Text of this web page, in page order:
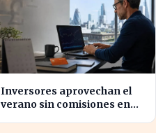
Inversores aprovechan el
verano sin comisiones en